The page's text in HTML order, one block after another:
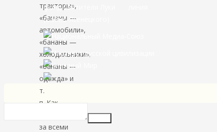
тракторы»,
«бананы —
автомобили»,
«бананы —
холодильники»,
«бананы —
одежда» и
т.
п. Как
за всеми